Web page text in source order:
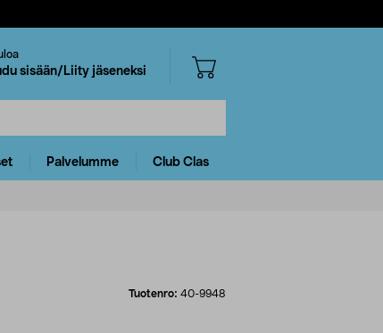
sisään/Liity jäseneksi
Palvelumme Club Clas
Tuotenro: 40-9948